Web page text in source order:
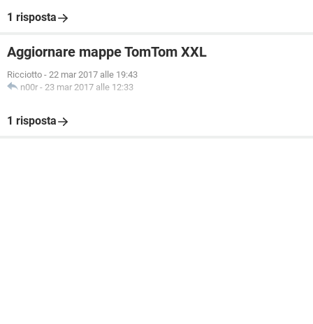
1 risposta
Aggiornare mappe TomTom XXL
Ricciotto - 22 mar 2017 alle 19:43
n00r - 23 mar 2017 alle 12:33
1 risposta